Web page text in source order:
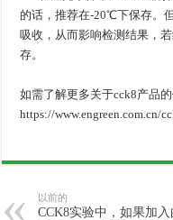
的话，推荐在-20℃下保存。
吸收，从而影响检测结果，
存。
如需了解更多关于cck8产品
https://www.engreen.com.cn/
以前的
CCK8实验中，如果加入